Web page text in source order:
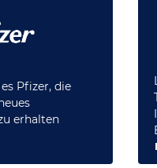
Pfizer, die
erhalten